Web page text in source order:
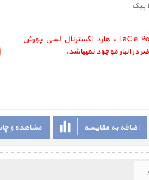
پیک
LaCie Porsche Design P9230 ‎ ، هارد اکسترنال لسی پورش
مشاهده و اضافه به مقایسه